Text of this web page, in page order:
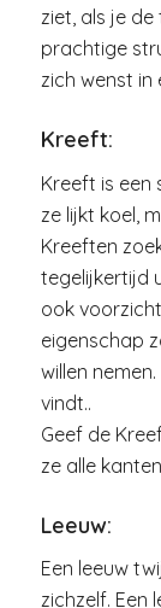
ziet, als je
prachtige
zich wenst in
Kreeft:
Kreeft is een
ze lijkt koel,
Kreeften
tegelijkertijd
ook
eigenschap
willen
vindt..
Geef de
ze alle
Leeuw:
Een leeuw
zichzelf. Een